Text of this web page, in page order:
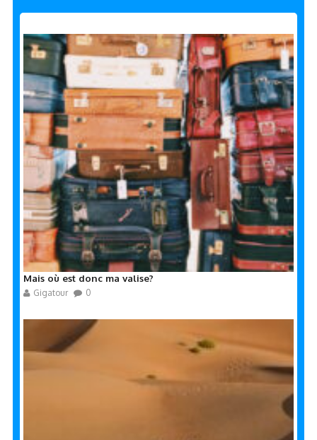
Mais où est donc ma valise?
Gigatour 0